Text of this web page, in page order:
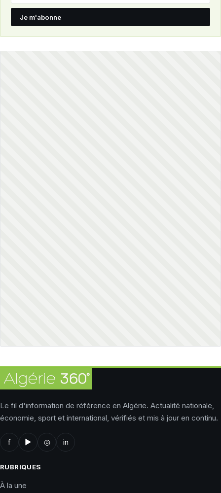
Je m'abonne
Le fil d'information de référence en Algérie. Actualité nationale,
économie, sport et international, vérifiés et mis à jour en continu.
f ▶ ◎ in
RUBRIQUES
À la une